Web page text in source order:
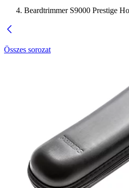
Beardtrimmer S9000 Prestige
Összes sorozat